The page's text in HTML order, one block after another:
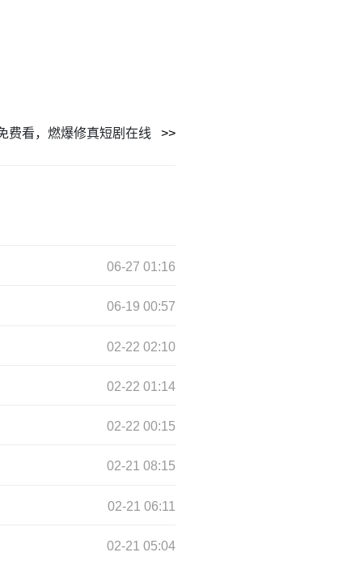
费看，燃爆修真短剧在线
06-27 01:16
06-19 00:57
02-22 02:10
02-22 01:14
02-22 00:15
02-21 08:15
02-21 06:11
02-21 05:04